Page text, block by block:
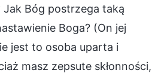
Jak Bóg postrzega taką
Boga? (On jej
jest to osoba uparta i
masz zepsute skłonności,